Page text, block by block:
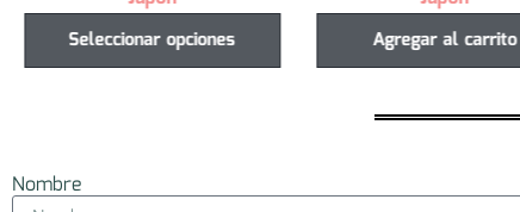
Seleccionar opciones Agregar al carrito
Nombre